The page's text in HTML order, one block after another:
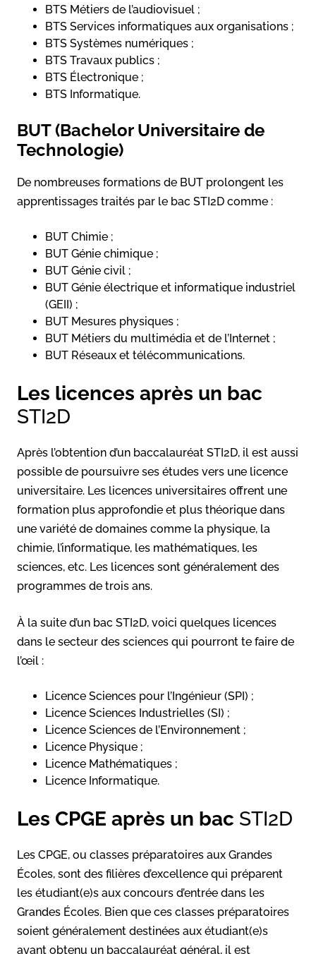
BTS Métiers de l’audiovisuel ;
BTS Services informatiques aux organisations ;
BTS Systèmes numériques ;
BTS Travaux publics ;
BTS Électronique ;
BTS Informatique.
BUT (Bachelor Universitaire de
Technologie)
De nombreuses formations de BUT prolongent les
apprentissages traités par le bac STI2D comme :
BUT Chimie ;
BUT Génie chimique ;
BUT Génie civil ;
BUT Génie électrique et informatique industriel
(GEII) ;
BUT Mesures physiques ;
BUT Métiers du multimédia et de l’Internet ;
BUT Réseaux et télécommunications.
Les licences après un bac
STI2D
Après l’obtention d’un baccalauréat STI2D, il est aussi
possible de poursuivre ses études vers une licence
universitaire. Les licences universitaires offrent une
formation plus approfondie et plus théorique dans
une variété de domaines comme la physique, la
chimie, l’informatique, les mathématiques, les
sciences, etc. Les licences sont généralement des
programmes de trois ans.
À la suite d’un bac STI2D, voici quelques licences
dans le secteur des sciences qui pourront te faire de
l’œil :
Licence Sciences pour l’Ingénieur (SPI) ;
Licence Sciences Industrielles (SI) ;
Licence Sciences de l’Environnement ;
Licence Physique ;
Licence Mathématiques ;
Licence Informatique.
Les CPGE après un bac STI2D
Les CPGE, ou classes préparatoires aux Grandes
Écoles, sont des filières d’excellence qui préparent
les étudiant(e)s aux concours d’entrée dans les
Grandes Écoles. Bien que ces classes préparatoires
soient généralement destinées aux étudiant(e)s
ayant obtenu un baccalauréat général, il est